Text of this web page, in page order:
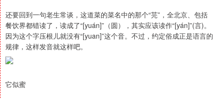
还要回到一句老生常谈，这道菜的菜名中的那个“芫”，全北京、包括
餐饮界都错读了，读成了“[yuán]”（圆），其实应该读作“[yán]”(言)。
因为这个字压根儿就没有“[yuan]”这个音。不过，约定俗成正是语言的
规律，这样发音就这样吧。
它似蜜